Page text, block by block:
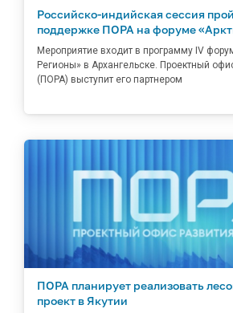
Российско-индийская сессия
поддержке ПОРА на форуме
Мероприятие входит в программу IV
Регионы» в Архангельске. Проектный
(ПОРА) выступит его партнером
ПОРА планирует реализовать
проект в Якутии